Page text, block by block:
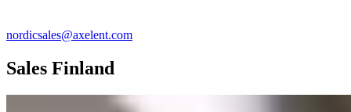
nordicsales@axelent.com
Sales Finland